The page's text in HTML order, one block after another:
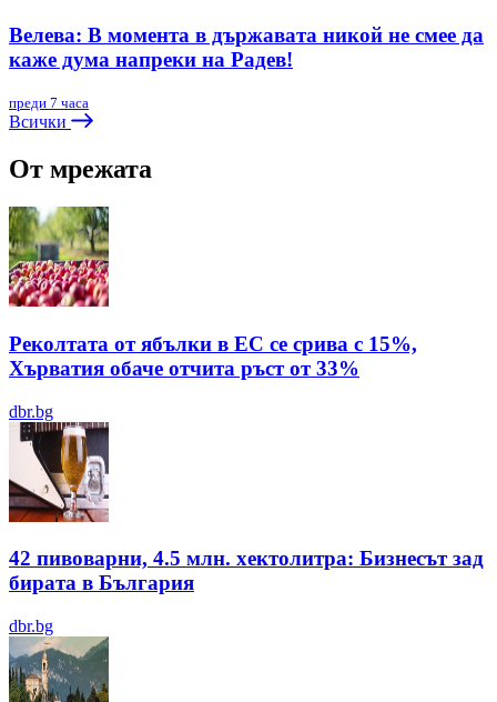
Велева: В момента в държавата никой не смее да
каже дума напреки на Радев!
преди 7 часа
Всички
От мрежата
Реколтата от ябълки в ЕС се срива с 15%,
Хърватия обаче отчита ръст от 33%
dbr.bg
42 пивоварни, 4.5 млн. хектолитра: Бизнесът зад
бирата в България
dbr.bg